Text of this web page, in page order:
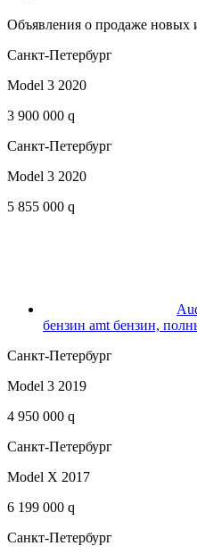
Объявления о продаже новых
Санкт-Петербург
Model 3 2020
3 900 000 q
Санкт-Петербург
Model 3 2020
5 855 000 q
бензин amt бензин,
Санкт-Петербург
Model 3 2019
4 950 000 q
Санкт-Петербург
Model X 2017
6 199 000 q
Санкт-Петербург